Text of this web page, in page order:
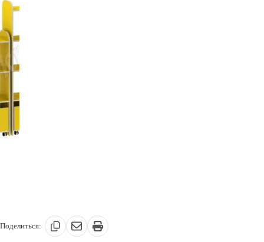
Поделиться: